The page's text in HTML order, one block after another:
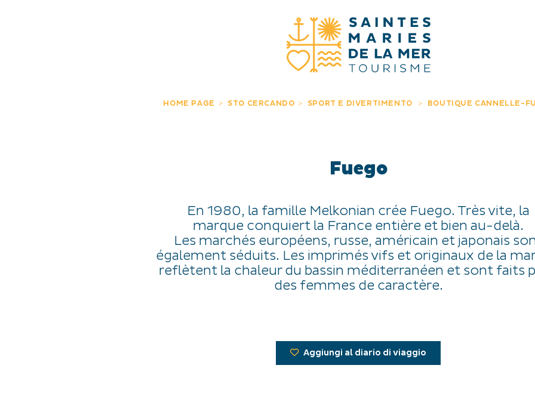
HOME PAGE STO CERCANDO SPORT E DIVERTIMENTO BOUTIQUE CANNELLE-
Fuego
En 1980, la famille Melkonian crée Fuego. Très vite, la
marque conquiert la France entière et bien au-delà.
Les marchés européens, russe, américain et japonais
également séduits. Les imprimés vifs et originaux de la
reflètent la chaleur du bassin méditerranéen et sont faits
des femmes de caractère.
Aggiungi al diario di viaggio